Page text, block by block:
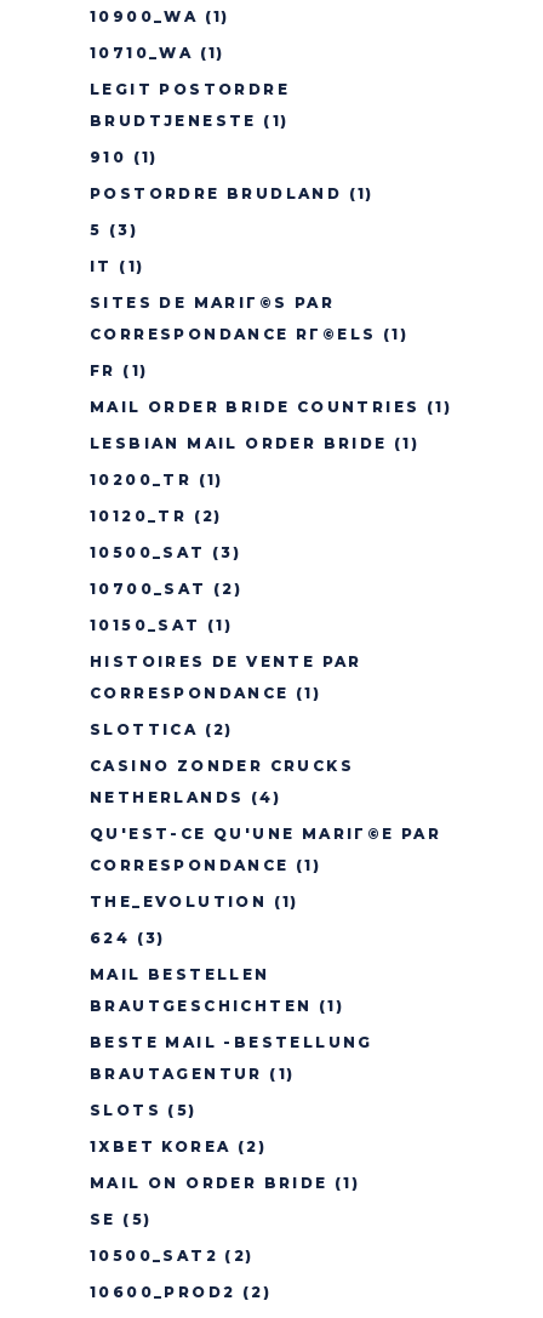
10900_WA (1)
10710_WA (1)
LEGIT POSTORDRE
BRUDTJENESTE (1)
910 (1)
POSTORDRE BRUDLAND (1)
5 (3)
IT
(1)
SITES DE MARIГ©S PAR
CORRESPONDANCE RГ©ELS
(1)
FR (1)
MAIL ORDER BRIDE COUNTRIES
(1)
LESBIAN MAIL ORDER BRIDE (1)
10200_TR (1)
10120_TR (2)
10500_SAT
(3)
10700_SAT
(2)
10150_SAT
(1)
HISTOIRES DE VENTE PAR
CORRESPONDANCE (1)
SLOTTICA (2)
CASINO ZONDER CRUCKS
NETHERLANDS
(4)
QU'EST-CE QU'UNE MARIГ©E PAR
CORRESPONDANCE (1)
THE_EVOLUTION
(1)
624 (3)
MAIL BESTELLEN
BRAUTGESCHICHTEN
(1)
BESTE MAIL -BESTELLUNG
BRAUTAGENTUR (1)
SLOTS (5)
1XBET KOREA (2)
MAIL ON ORDER BRIDE (1)
SE (5)
10500_SAT2 (2)
10600_PROD2 (2)